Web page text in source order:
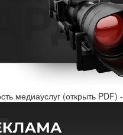
медиауслуг (открыть PDF) -